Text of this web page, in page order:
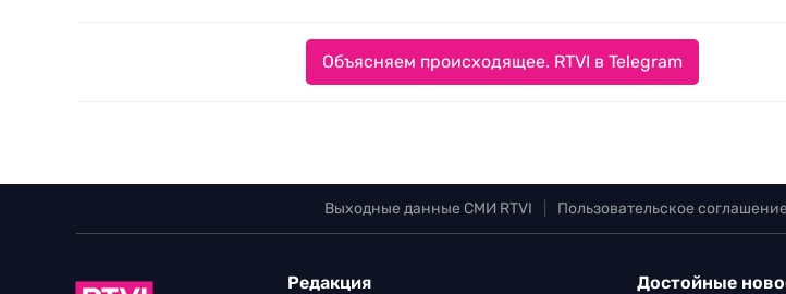
Объясняем происходящее. RTVI в Telegram
Выходные данные СМИ RTVI Пользовательское соглашение
Редакция Достойные